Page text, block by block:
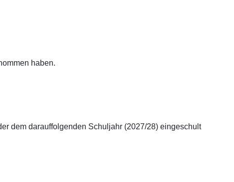
haben.
dem darauffolgenden Schuljahr (2027/28) eingeschult